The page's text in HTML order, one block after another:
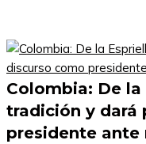
Colombia: De
tradición y dará
presidente ante